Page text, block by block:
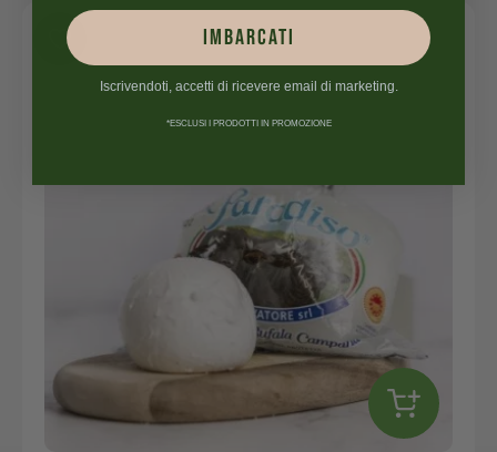
IMBARCATI
Iscrivendoti, accetti di ricevere email di marketing.
*ESCLUSI I PRODOTTI IN PROMOZIONE